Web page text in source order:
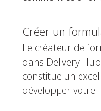
Créer un
Le créateur de
dans Delivery
constitue un
développer votre